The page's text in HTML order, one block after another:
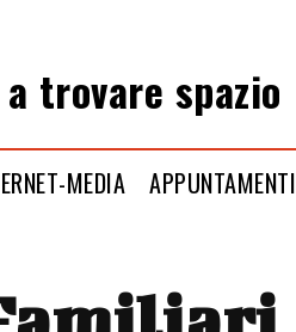
trovare spazio
MEDIA APPUNTAMENTI